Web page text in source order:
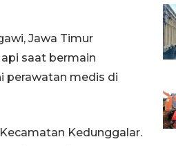
Jawa Timur
saat bermain
perawatan medis di
Kedunggalar.